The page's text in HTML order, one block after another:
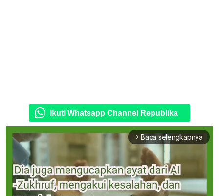
Ikuti Whatsapp Channel Republika
arrow_forward_ios Baca selengkapnya